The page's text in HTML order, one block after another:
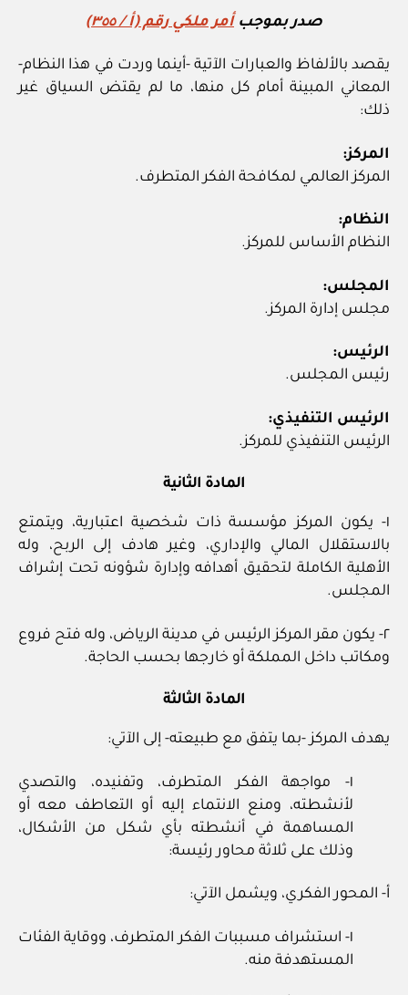
صدر بموجبأمر ملكي رقم (أ / ٣٥٥)
يقصد بالألفاظ والعبارات الآتية -أينما وردت في هذا النظام-
المعاني المبينة أمام كل منها، ما لم يقتض السياق غير
ذلك:
المركز:
المركز العالمي لمكافحة الفكر المتطرف.
النظام:
النظام الأساس للمركز.
المجلس:
مجلس إدارة المركز.
الرئيس:
رئيس المجلس.
الرئيس التنفيذي:
الرئيس التنفيذي للمركز.
المادة الثانية
١- يكون المركز مؤسسة ذات شخصية اعتبارية، ويتمتع
بالاستقلال المالي والإداري، وغير هادف إلى الربح، وله
الأهلية الكاملة لتحقيق أهدافه وإدارة شؤونه تحت إشراف
المجلس.
٢- يكون مقر المركز الرئيس في مدينة الرياض، وله فتح فروع
ومكاتب داخل المملكة أو خارجها بحسب الحاجة.
المادة الثالثة
يهدف المركز -بما يتفق مع طبيعته- إلى الآتي:
١- مواجهة الفكر المتطرف، وتفنيده، والتصدي
لأنشطته، ومنع الانتماء إليه أو التعاطف معه أو
المساهمة في أنشطته بأي شكل من الأشكال،
وذلك على ثلاثة محاور رئيسة:
أ- المحور الفكري، ويشمل الآتي:
١- استشراف مسببات الفكر المتطرف، ووقاية الفئات
المستهدفة منه.